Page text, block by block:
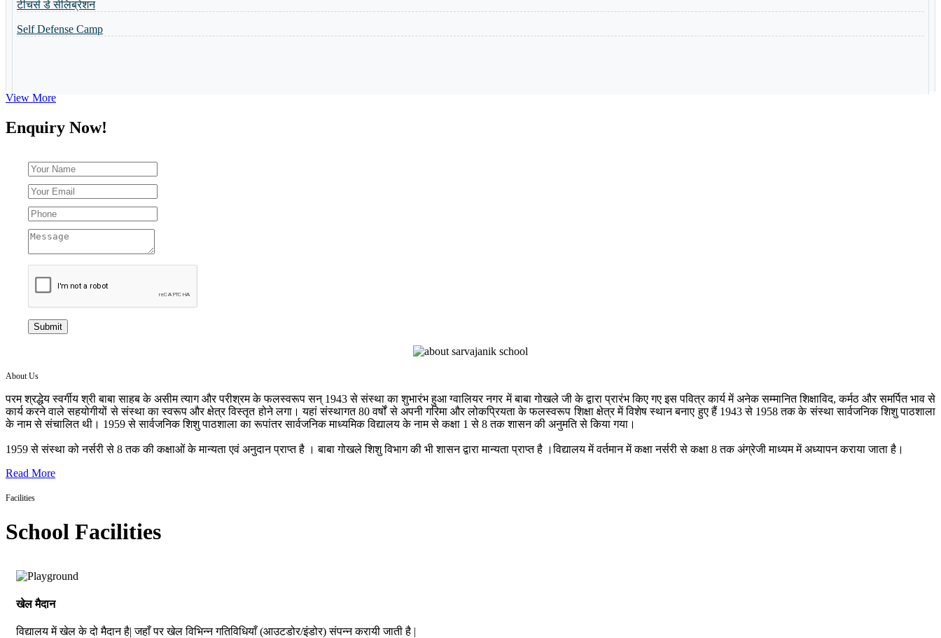
Summer Camp-2023
View More
Enquiry Now!
Submit
About Us
परम श्रद्धेय स्वर्गीय श्री बाबा साहब के असीम त्याग और परीश्रम के फलस्वरूप सन् 1943 से संस्था का शुभारंभ हुआ ग्वालियर नगर में बाबा गोखले जी के द्वारा प्रारंभ किए गए इस पवित्र कार्य में अनेक सम्मानित शिक्षाविद, कर्मठ और समर्पित भाव से
कार्य करने वाले सहयोगीयों से संस्था का स्वरूप और क्षेत्र विस्तृत होने लगा। यहां संस्थागत 80 वर्षों से अपनी गरिमा और लोकप्रियता के फलस्वरूप शिक्षा क्षेत्र में विशेष स्थान बनाए हुए हैं 1943 से 1958 तक के संस्था सार्वजनिक शिशु पाठशाला
के नाम से संचालित थी। 1959 से सार्वजनिक शिशु पाठशाला का रूपांतर सार्वजनिक माध्यमिक विद्यालय के नाम से कक्षा 1 से 8 तक शासन की अनुमति से किया गया।
1959 से संस्था को नर्सरी से 8 तक की कक्षाओं के मान्यता एवं अनुदान प्राप्त है । बाबा गोखले शिशु विभाग की भी शासन द्वारा मान्यता प्राप्त है ।विद्यालय में वर्तमान में कक्षा नर्सरी से कक्षा 8 तक अंग्रेजी माध्यम में अध्यापन कराया जाता है।
Read More
Facilities
School Facilities
खेल मैदान
विद्यालय में खेल के दो मैदान है| जहाँ पर खेल विभिन्न गतिविधियाँ (आउटडोर/इंडोर) संपन्न करायी जाती है |